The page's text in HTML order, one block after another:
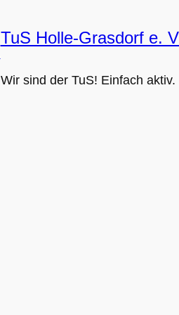
TuS Holle-Grasdorf e.
Wir sind der TuS! Einfach aktiv.